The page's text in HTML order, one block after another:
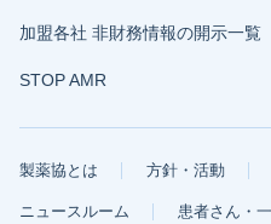
加盟各社 非財務情報の開示一覧
STOP AMR
製薬協とは 方針・活動
ニュースルーム 患者さん・